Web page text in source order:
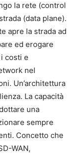
la rete (control
(data plane).
apre la strada ad
ed erogare
costi e
nel
Un’architettura
La capacità
una
sempre
Concetto che
WAN,